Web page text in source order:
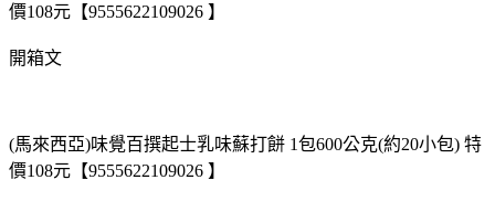
價108元【9555622109026 】
開箱文
(馬來西亞)味覺百撰起士乳味蘇打餅 1包600公克(約20小包) 特
價108元【9555622109026 】